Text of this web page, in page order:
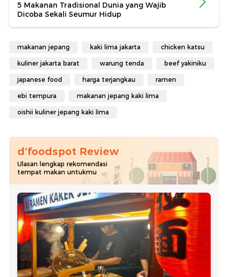
5 Makanan Tradisional Dunia yang Wajib
Dicoba Sekali Seumur Hidup
makanan jepang kaki lima jakarta chicken katsu
kuliner jakarta barat warung tenda beef yakiniku
japanese food harga terjangkau ramen
ebi tempura makanan jepang kaki lima
oishii kuliner jepang kaki lima
d’foodspot Review
Ulasan lengkap rekomendasi
tempat makan untukmu